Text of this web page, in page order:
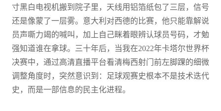
寸黑白电视机搬到院子里，天线用铝箔纸包了三层，信号
还是像蒙了一层雾。意大利对西德的比赛，他只能靠解说
员声嘶力竭的喊叫，加上自己眯着眼辨认球员号码，才勉
强知道谁在拿球。三十年后，当我在2022年卡塔尔世界杯
决赛中，通过高清直播平台看清梅西射门前左脚踝的细微
调整角度时，突然意识到：足球观赛史根本不是技术迭代
史，而是一部信息的民主化进程。